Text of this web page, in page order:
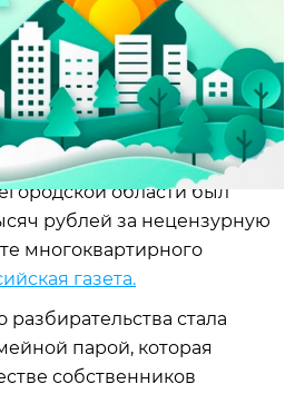
области был
рублей за нецензурную
многоквартирного
газета.
стала
парой, которая
собственников